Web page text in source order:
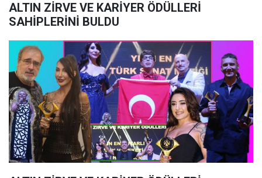
ALTIN ZİRVE VE KARİYER ÖDÜLLERİ
SAHİPLERİNİ BULDU